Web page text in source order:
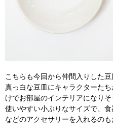
こちらも今回から仲間入りした豆
真っ白な豆皿にキャラクターた
けでお部屋のインテリアになりそ
使いやすい小ぶりなサイズで、
などのアクセサリーを入れるのも